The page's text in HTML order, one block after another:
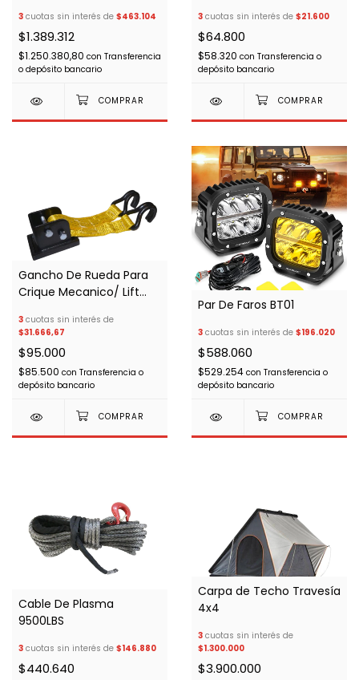
3 cuotas sin interés de $463.104
$1.389.312
$1.250.380,80 con Transferencia
o depósito bancario
3 cuotas sin interés de $21.600
$64.800
$58.320 con Transferencia o
depósito bancario
Gancho De Rueda Para
Crique Mecanico/ Lift
3 cuotas sin interés de
$31.666,67
$95.000
$85.500 con Transferencia o
depósito bancario
Par De Faros BT01
3 cuotas sin interés de $196.020
$588.060
$529.254 con Transferencia o
depósito bancario
Cable De Plasma
9500LBS
3 cuotas sin interés de $146.880
$440.640
Carpa de Techo Travesía
4x4
3 cuotas sin interés de
$1.300.000
$3.900.000